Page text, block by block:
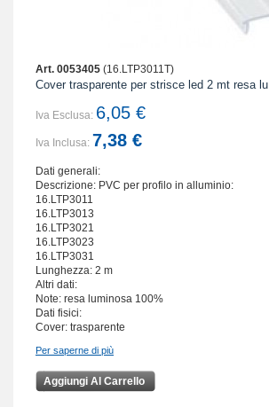
Art. 0053405 (16.LTP3011T)
Cover trasparente per strisce led 2 mt resa lu
Iva Esclusa: 6,05 €
Iva Inclusa: 7,38 €
Dati generali:
Descrizione: PVC per profilo in alluminio:
16.LTP3011
16.LTP3013
16.LTP3021
16.LTP3023
16.LTP3031
Lunghezza: 2 m
Altri dati:
Note: resa luminosa 100%
Dati fisici:
Cover: trasparente
Per saperne di più
Aggiungi Al Carrello